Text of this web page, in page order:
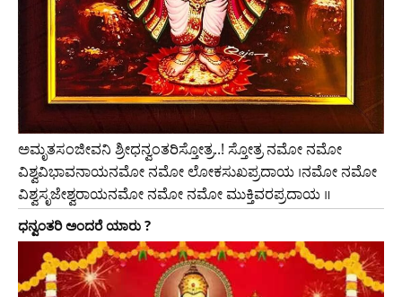
ಅಮೃತಸಂಜೀವನಿ ಶ್ರೀಧನ್ವಂತರಿಸ್ತೋತ್ರ..! ಸ್ತೋತ್ರ ನಮೋ ನಮೋ
ವಿಶ್ವವಿಭಾವನಾಯನಮೋ ನಮೋ ಲೋಕಸುಖಪ್ರದಾಯ ।ನಮೋ ನಮೋ
ವಿಶ್ವಸೃಜೇಶ್ವರಾಯನಮೋ ನಮೋ ನಮೋ ಮುಕ್ತಿವರಪ್ರದಾಯ ॥
ಧನ್ವಂತರಿ ಅಂದರೆ ಯಾರು ?